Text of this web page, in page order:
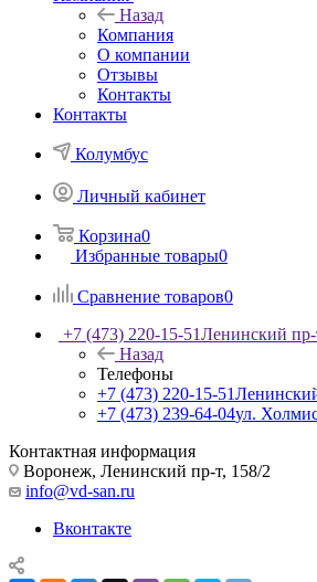
Назад
Компания
О компании
Отзывы
Контакты
Контакты
Колумбус
Личный кабинет
Корзина0
Избранные товары0
Сравнение товаров0
+7 (473) 220-15-51Ленинский пр-
Назад
Телефоны
+7 (473) 220-15-51
+7 (473) 239-64-04ул.
Контактная информация
Воронеж, Ленинский пр-т, 158/2
info@vd-san.ru
Вконтакте